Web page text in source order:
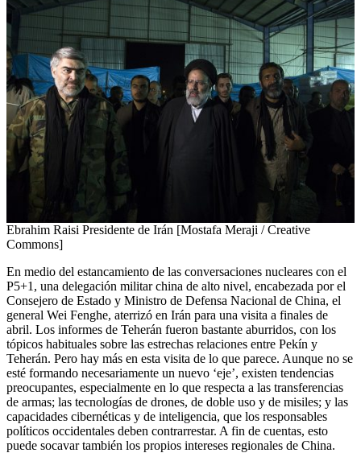
Ebrahim Raisi Presidente de Irán [Mostafa Meraji / Creative
Commons]
En medio del estancamiento de las conversaciones nucleares con el
P5+1, una delegación militar china de alto nivel, encabezada por el
Consejero de Estado y Ministro de Defensa Nacional de China, el
general Wei Fenghe, aterrizó en Irán para una visita a finales de
abril. Los informes de Teherán fueron bastante aburridos, con los
tópicos habituales sobre las estrechas relaciones entre Pekín y
Teherán. Pero hay más en esta visita de lo que parece. Aunque no se
esté formando necesariamente un nuevo ‘eje’, existen tendencias
preocupantes, especialmente en lo que respecta a las transferencias
de armas; las tecnologías de drones, de doble uso y de misiles; y las
capacidades cibernéticas y de inteligencia, que los responsables
políticos occidentales deben contrarrestar. A fin de cuentas, esto
puede socavar también los propios intereses regionales de China.